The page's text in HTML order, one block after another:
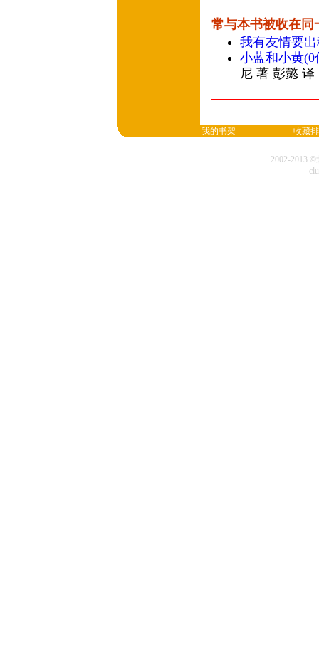
常与本书被收在同
我有友情要
小蓝和小黄(0
尼 著 彭懿
我的书架 收藏
2002-2013